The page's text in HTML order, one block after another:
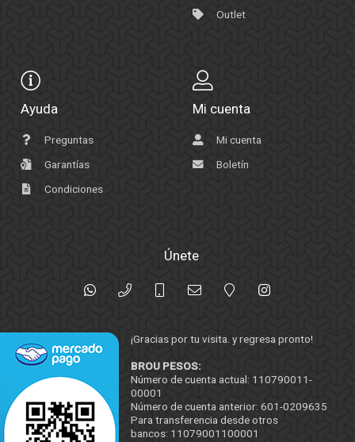
Outlet
Ayuda
Preguntas
Garantías
Condiciones
Mi cuenta
Mi cuenta
Boletín
Únete
¡Gracias por tu visita. y regresa pronto!
BROU PESOS:
Número de cuenta actual: 110790011-
00001
Número de cuenta anterior: 601-0209635
Para transferencia desde otros
bancos: 11079001100001